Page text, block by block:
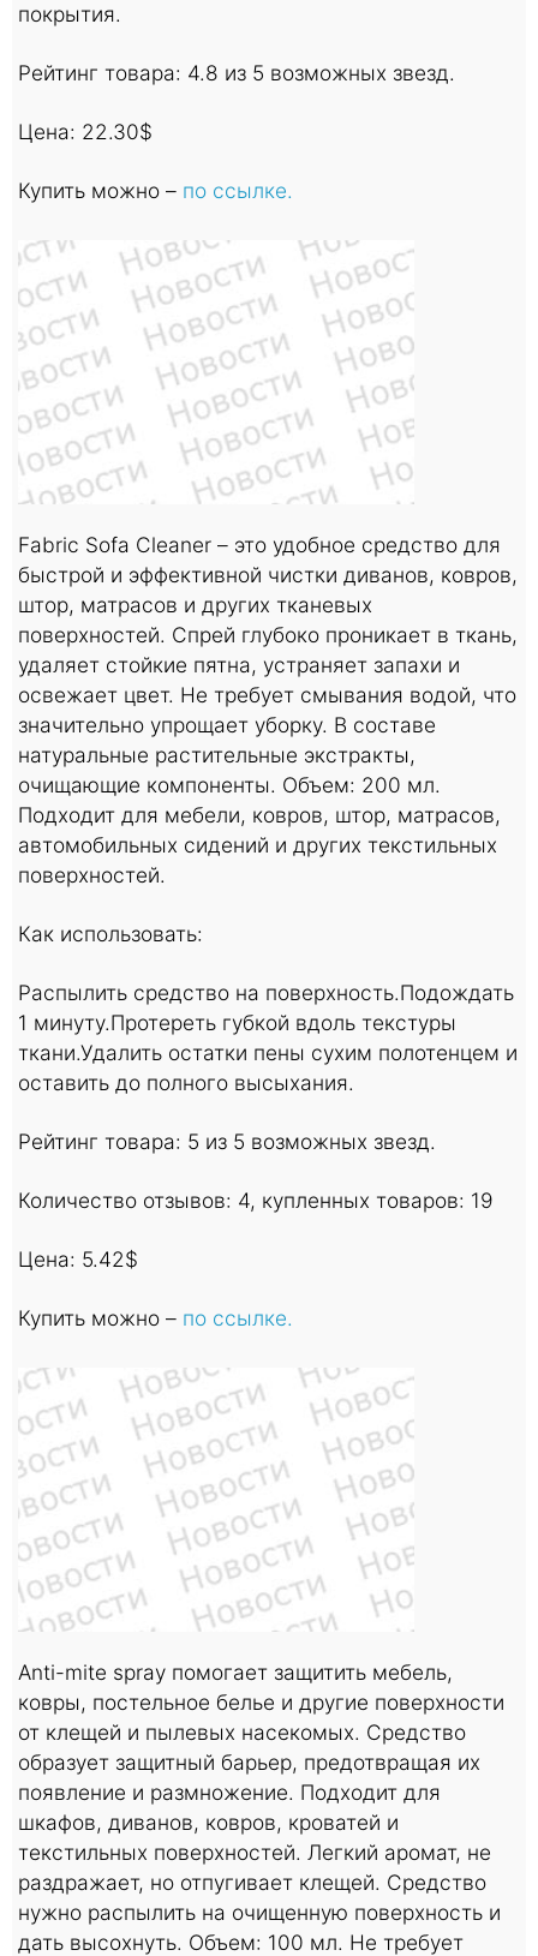
покрытия.
Рейтинг товара: 4.8 из 5 возможных звезд.
Цена: 22.30$
Купить можно – по ссылке.
Fabric Sofa Cleaner – это удобное средство для
быстрой и эффективной чистки диванов, ковров,
штор, матрасов и других тканевых
поверхностей. Спрей глубоко проникает в ткань,
удаляет стойкие пятна, устраняет запахи и
освежает цвет. Не требует смывания водой, что
значительно упрощает уборку. В составе
натуральные растительные экстракты,
очищающие компоненты. Объем: 200 мл.
Подходит для мебели, ковров, штор, матрасов,
автомобильных сидений и других текстильных
поверхностей.
Как использовать:
Распылить средство на поверхность.Подождать
1 минуту.Протереть губкой вдоль текстуры
ткани.Удалить остатки пены сухим полотенцем и
оставить до полного высыхания.
Рейтинг товара: 5 из 5 возможных звезд.
Количество отзывов: 4, купленных товаров: 19
Цена: 5.42$
Купить можно – по ссылке.
Anti-mite spray помогает защитить мебель,
ковры, постельное белье и другие поверхности
от клещей и пылевых насекомых. Средство
образует защитный барьер, предотвращая их
появление и размножение. Подходит для
шкафов, диванов, ковров, кроватей и
текстильных поверхностей. Легкий аромат, не
раздражает, но отпугивает клещей. Средство
нужно распылить на очищенную поверхность и
дать высохнуть. Объем: 100 мл. Не требует